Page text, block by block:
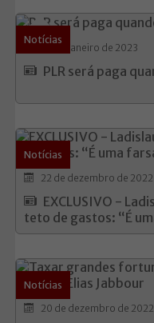
Notícias
05 de janeiro de 2023
PLR será paga
Notícias
22 de dezembro de 2022
EXCLUSIVO -
teto de gastos: “É
Notícias
20 de dezembro de 2022